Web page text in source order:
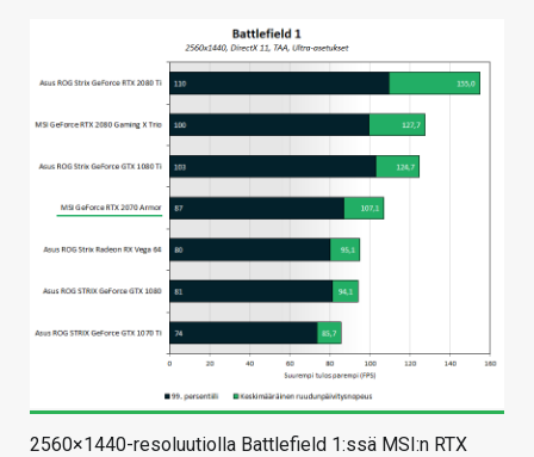
2560×1440-resoluutiolla Battlefield 1:ssä MSI:n RTX